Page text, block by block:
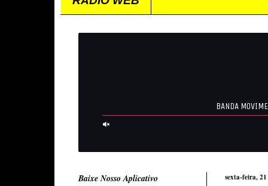
sexta-feira,
Baixe Nosso Aplicativo